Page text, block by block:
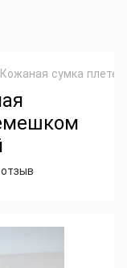
Кожаная сумка